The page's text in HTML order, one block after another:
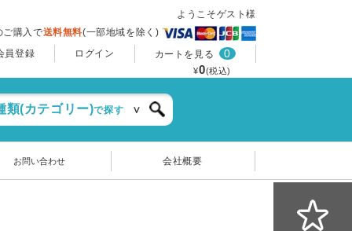
ようこそゲスト様
購入で送料無料(一部地域を除く)
員登録
ログイン カートを見る 0
¥0(税込)
類(カテゴリー)で探す
お問い合わせ 会社概要